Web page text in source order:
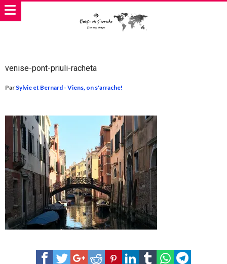
venise-pont-priuli-racheta
Par Sylvie et Bernard - Viens, on s'arrache!